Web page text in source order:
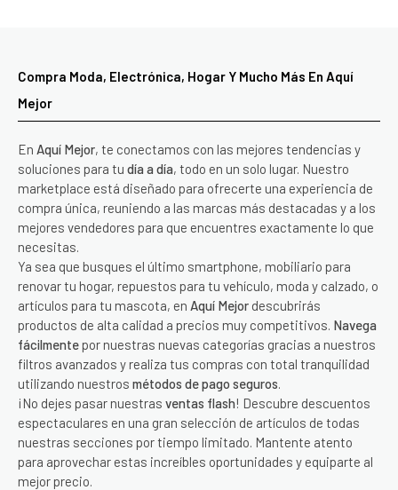
Compra Moda, Electrónica, Hogar Y Mucho Más En Aquí
Mejor
En Aquí Mejor, te conectamos con las mejores tendencias y
soluciones para tu día a día, todo en un solo lugar. Nuestro
marketplace está diseñado para ofrecerte una experiencia de
compra única, reuniendo a las marcas más destacadas y a los
mejores vendedores para que encuentres exactamente lo que
necesitas.
Ya sea que busques el último smartphone, mobiliario para
renovar tu hogar, repuestos para tu vehículo, moda y calzado, o
artículos para tu mascota, en Aquí Mejor descubrirás
productos de alta calidad a precios muy competitivos. Navega
fácilmente por nuestras nuevas categorías gracias a nuestros
filtros avanzados y realiza tus compras con total tranquilidad
utilizando nuestros métodos de pago seguros.
¡No dejes pasar nuestras ventas flash! Descubre descuentos
espectaculares en una gran selección de artículos de todas
nuestras secciones por tiempo limitado. Mantente atento
para aprovechar estas increíbles oportunidades y equiparte al
mejor precio.